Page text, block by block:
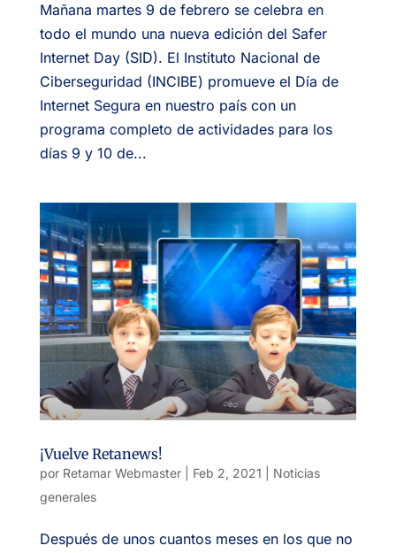
Mañana martes 9 de febrero se celebra en
todo el mundo una nueva edición del Safer
Internet Day (SID). El Instituto Nacional de
Ciberseguridad (INCIBE) promueve el Día de
Internet Segura en nuestro país con un
programa completo de actividades para los
días 9 y 10 de...
¡Vuelve Retanews!
por Retamar Webmaster| Feb 2, 2021
Noticias
generales
Después de unos cuantos meses en los que no